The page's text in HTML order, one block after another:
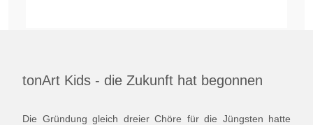
tonArt Kids - die Zukunft hat begonnen
Die Gründung gleich dreier Chöre für die Jüngsten hatte